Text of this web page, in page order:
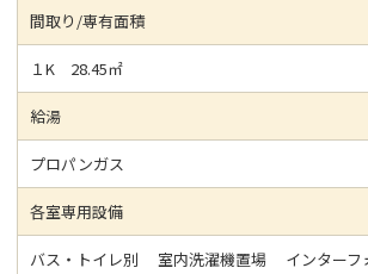
間取り/専有面積
１K 28.45㎡
給湯
プロパンガス
各室専用設備
バス・トイレ別 室内洗濯機置場 インター